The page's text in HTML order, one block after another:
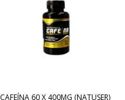
CAFEÍNA 60 X 400MG (NATUSER)